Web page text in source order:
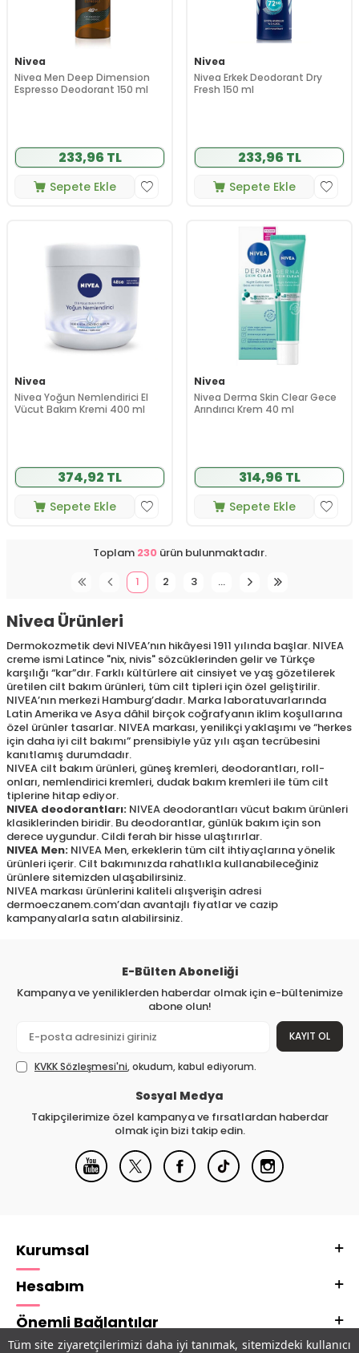
Tüm site ziyaretçilerimizi daha iyi tanımak, sitemizdeki kullanıcı
Nivea
Nivea Men Deep Dimension
Espresso Deodorant 150 ml
233,96 TL
Sepete Ekle
Nivea
Nivea Erkek Deodorant Dry
Fresh 150 ml
233,96 TL
Sepete Ekle
Nivea
Nivea Yoğun Nemlendirici El
Vücut Bakım Kremi 400 ml
374,92 TL
Sepete Ekle
Nivea
Nivea Derma Skin Clear Gece
Arındırıcı Krem 40 ml
314,96 TL
Sepete Ekle
Toplam 230ürün bulunmaktadır.
1
2 3 …
Nivea Ürünleri
Dermokozmetik devi NIVEA’nın hikâyesi 1911 yılında başlar. NIVEA
creme ismi Latince "nix, nivis" sözcüklerinden gelir ve Türkçe
karşılığı “kar”dır. Farklı kültürlere ait cinsiyet ve yaş gözetilerek
üretilen cilt bakım ürünleri, tüm cilt tipleri için özel geliştirilir.
NIVEA’nın merkezi Hamburg’dadır. Marka laboratuvarlarında
Latin Amerika ve Asya dâhil birçok coğrafyanın iklim koşullarına
özel ürünler tasarlar. NIVEA markası, yenilikçi yaklaşımı ve “herkes
için daha iyi cilt bakımı” prensibiyle yüz yılı aşan tecrübesini
kanıtlamış durumdadır.
NIVEA cilt bakım ürünleri, güneş kremleri, deodorantları, roll-
onları, nemlendirici kremleri, dudak bakım kremleri ile tüm cilt
tiplerine hitap ediyor.
NIVEA deodorantları: NIVEA deodorantları vücut bakım ürünleri
klasiklerinden biridir. Bu deodorantlar, günlük bakım için son
derece uygundur. Cildi ferah bir hisse ulaştırırlar.
NIVEA Men: NIVEA Men, erkeklerin tüm cilt ihtiyaçlarına yönelik
ürünleri içerir. Cilt bakımınızda rahatlıkla kullanabileceğiniz
ürünlere sitemizden ulaşabilirsiniz.
NIVEA markası ürünlerini kaliteli alışverişin adresi
dermoeczanem.com’dan avantajlı fiyatlar ve cazip
kampanyalarla satın alabilirsiniz.
E-Bülten Aboneliği
Kampanya ve yeniliklerden haberdar olmak için e-bültenimize
abone olun!
KAYIT OL
KVKK Sözleşmesi'ni, okudum, kabul ediyorum.
Sosyal Medya
Takipçilerimize özel kampanya ve fırsatlardan haberdar
olmak için bizi takip edin.
Kurumsal
Hesabım
Önemli Bağlantılar